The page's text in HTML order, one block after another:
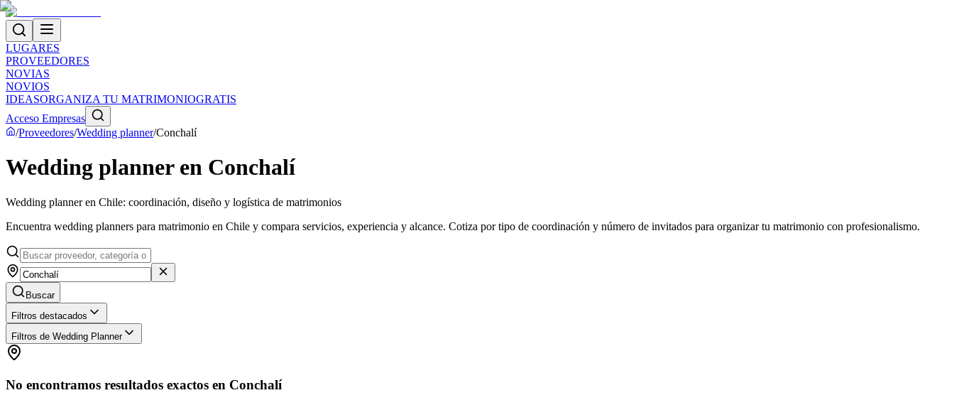
LUGARES
PROVEEDORES
NOVIAS
NOVIOS
IDEASORGANIZA TU MATRIMONIOGRATIS
Acceso Empresas
/Proveedores/Wedding planner/Conchalí
Wedding planner en Conchalí
Wedding planner en Chile: coordinación, diseño y logística de matrimonios
Encuentra wedding planners para matrimonio en Chile y compara servicios, experiencia y alcance. Cotiza por tipo de coordinación y número de invitados para organizar tu matrimonio con profesionalismo.
Buscar
Filtros destacados
Filtros de Wedding Planner
No encontramos resultados exactos en Conchalí